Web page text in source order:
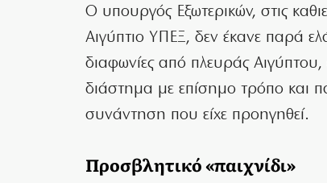
Ο υπουργός Εξωτερικών, στις
Αιγύπτιο ΥΠΕΞ, δεν έκανε παρά
διαφωνίες από πλευράς
διάστημα με επίσημο τρόπο και
συνάντηση που είχε προηγηθεί.
Προσβλητικό «παιχνίδι»